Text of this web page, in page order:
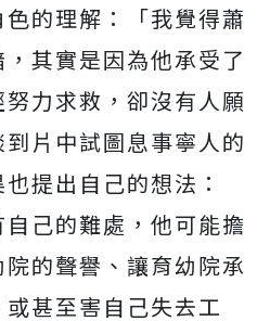
的理解：「我覺得蕭
其實是因為他承受了
力求救， 卻沒有人願
片中試圖息事寧人的
提出自己的想法：
己的難處， 他可能擔
的聲譽、 讓育幼院承
甚至害自己失去工